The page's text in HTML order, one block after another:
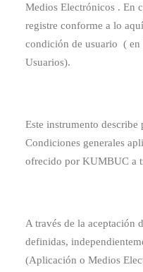
Medios Electrónicos . En
registre conforme a lo
condición de usuario ( en
Usuarios).
Este instrumento describe
Condiciones generales
ofrecido por KUMBUC a
A través de la aceptación
definidas,
(Aplicación o Medios